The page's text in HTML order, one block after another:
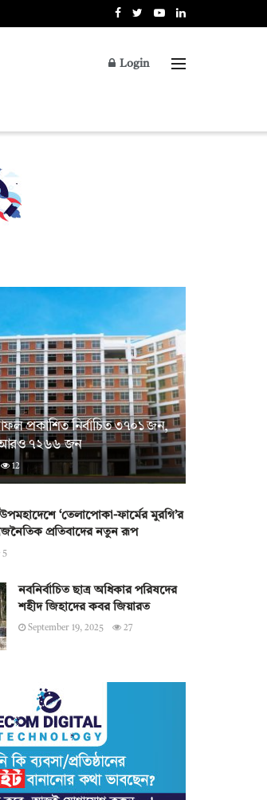
Login
প্রকাশিত নির্বাচিত ৩৭০১ জন,
আরও ৭২৬৬ জন
12
‘তেলাপোকা-ফার্মের মুরগি’র
প্রতিবাদের নতুন রূপ
5
নবনির্বাচিত ছাত্র অধিকার পরিষদের
শহীদ জিহাদের কবর জিয়ারত
September 19, 2025 27